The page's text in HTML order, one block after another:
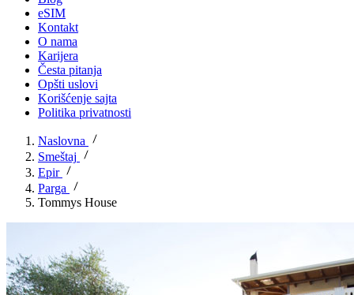
eSIM
Kontakt
O nama
Karijera
Česta pitanja
Opšti uslovi
Korišćenje sajta
Politika privatnosti
Naslovna
Smeštaj
Epir
Parga
Tommys House